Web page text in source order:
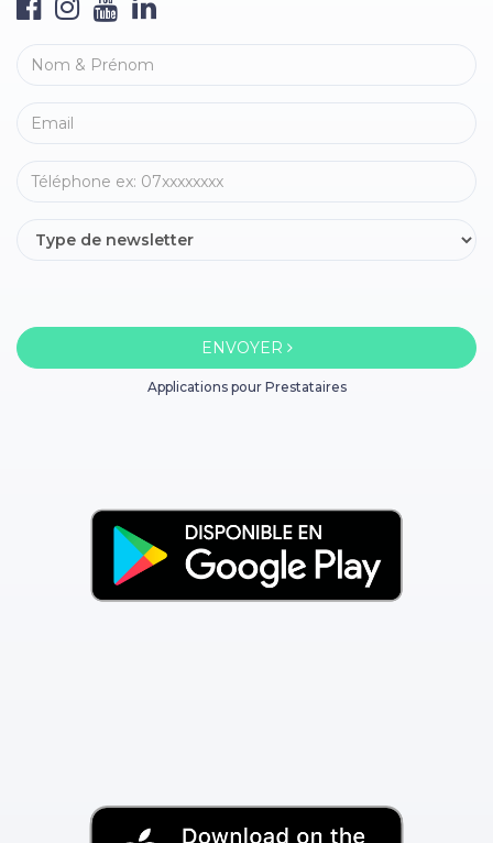
ENVOYER
Applications pour Prestataires